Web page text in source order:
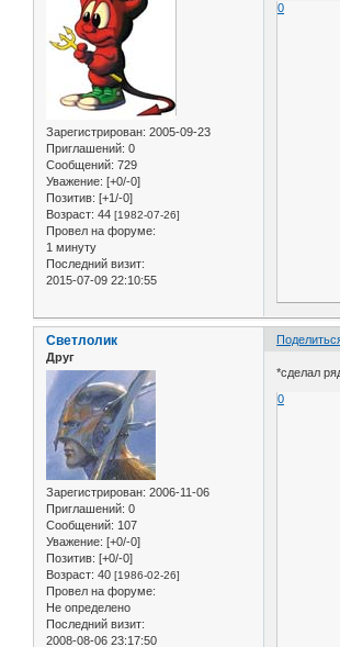
Зарегистрирован: 2005-09-23
Приглашений: 0
Сообщений: 729
Уважение: [+0/-0]
Позитив: [+1/-0]
Возраст: 44 [1982-07-26]
Провел на форуме:
1 минуту
Последний визит:
2015-07-09 22:10:55
0
Светлолик
Друг
Зарегистрирован: 2006-11-06
Приглашений: 0
Сообщений: 107
Уважение: [+0/-0]
Позитив: [+0/-0]
Возраст: 40 [1986-02-26]
Провел на форуме:
Не определено
Последний визит:
2008-08-06 23:17:50
*сделал
0